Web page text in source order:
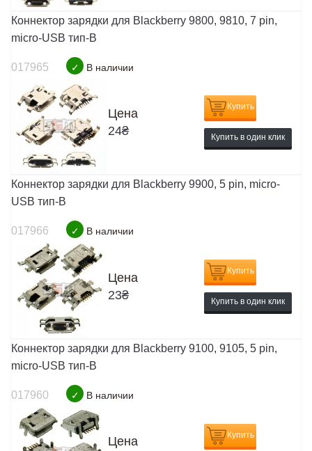
Коннектор зарядки для Blackberry 9800, 9810, 7 pin,
micro-USB тип-B
017965 ✓ В наличии
Цена
24₴
Купить
Купить в один клик
Коннектор зарядки для Blackberry 9900, 5 pin, micro-
USB тип-B
017966 ✓ В наличии
Цена
23₴
Купить
Купить в один клик
Коннектор зарядки для Blackberry 9100, 9105, 5 pin,
micro-USB тип-B
017960 ✓ В наличии
Цена
Купить